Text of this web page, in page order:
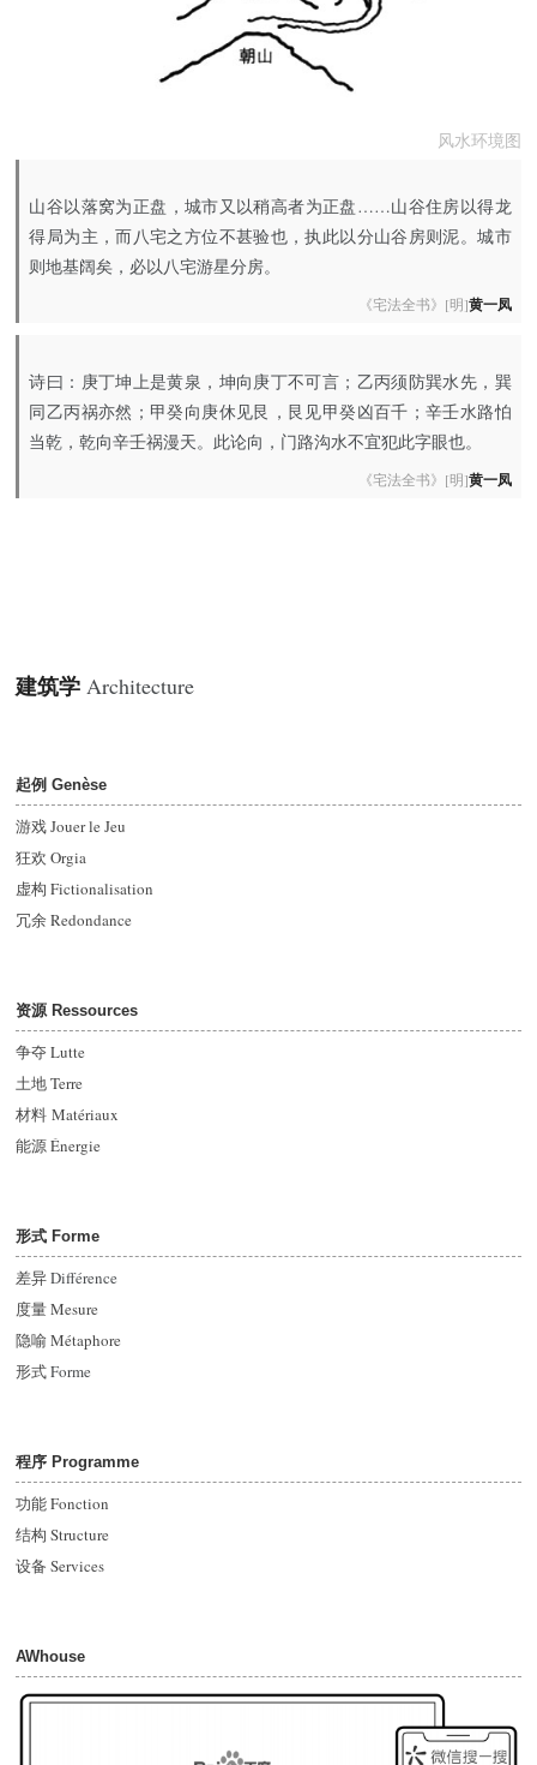
风水环境图
山谷以落窝为正盘，城市又以稍高者为正盘……山谷住房以得龙
得局为主，而八宅之方位不甚验也，执此以分山谷房则泥。城市
则地基阔矣，必以八宅游星分房。
《宅法全书》[明]黄一凤
诗曰：庚丁坤上是黄泉，坤向庚丁不可言；乙丙须防巽水先，巽
同乙丙祸亦然；甲癸向庚休见艮，艮见甲癸凶百千；辛壬水路怕
当乾，乾向辛壬祸漫天。此论向，门路沟水不宜犯此字眼也。
《宅法全书》[明]黄一凤
建筑学Architecture
起例 Genèse
游戏 Jouer le Jeu
狂欢 Orgia
虚构 Fictionalisation
冗余 Redondance
资源 Ressources
争夺 Lutte
土地 Terre
材料 Matériaux
能源Énergie
形式 Forme
差异Différence
度量 Mesure
隐喻 Métaphore
形式Forme
程序 Programme
功能 Fonction
结构 Structure
设备 Services
AWhouse